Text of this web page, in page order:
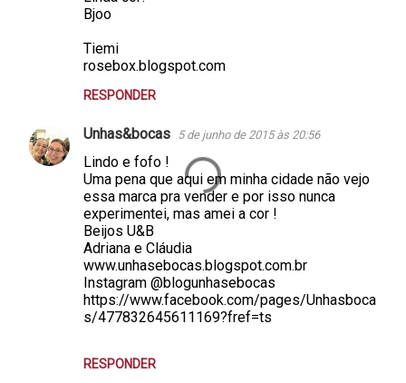
Bjoo
Tiemi
rosebox.blogspot.com
RESPONDER
Unhas&bocas 5 de junho de 2015 às 20:56
Lindo e fofo !
Uma pena que aqui em minha cidade não vejo
essa marca pra vender e por isso nunca
experimentei, mas amei a cor !
Beijos U&B
Adriana e Cláudia
www.unhasebocas.blogspot.com.br
Instagram @blogunhasebocas
https://www.facebook.com/pages/Unhasboca
s/477832645611169?fref=ts
RESPONDER